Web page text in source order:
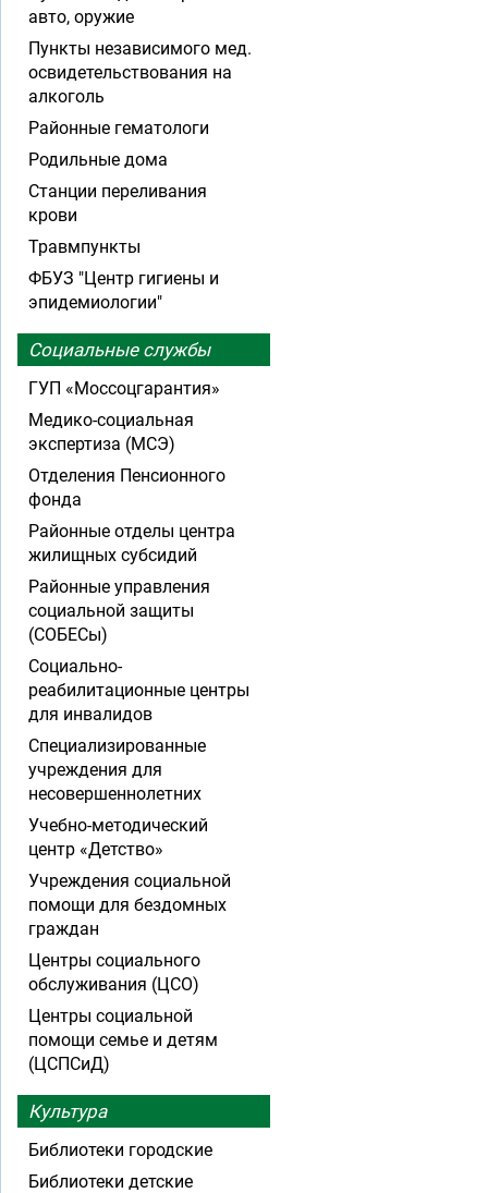
авто, оружие
Пункты независимого мед.
освидетельствования на
алкоголь
Районные гематологи
Родильные дома
Станции переливания
крови
Травмпункты
ФБУЗ "Центр гигиены и
эпидемиологии"
Социальные службы
ГУП «Моссоцгарантия»
Медико-социальная
экспертиза (МСЭ)
Отделения Пенсионного
фонда
Районные отделы центра
жилищных субсидий
Районные управления
социальной защиты
(СОБЕСы)
Социально-
реабилитационные центры
для инвалидов
Специализированные
учреждения для
несовершеннолетних
Учебно-методический
центр «Детство»
Учреждения социальной
помощи для бездомных
граждан
Центры социального
обслуживания (ЦСО)
Центры социальной
помощи семье и детям
(ЦСПСиД)
Культура
Библиотеки городские
Библиотеки детские